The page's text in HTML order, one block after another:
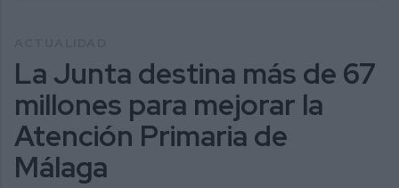
La Junta destina más de 67
millones para mejorar la
Atención Primaria de
Málaga